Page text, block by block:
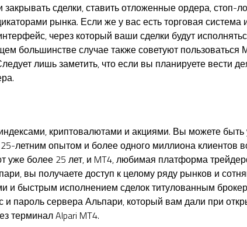
сделки, ставить отложенные ордера, стоп-
рынка. Если же у вас есть торговая система
через который ваши сделки будут
большинстве случае также советуют
лишь заметить, что если вы планируете вести
криптовалютами и акциями. Вы можете быть
летним опытом и более одного миллиона клиентов
уже более 25 лет, и MT4, любимая платформа
вы получаете доступ к целому ряду рынков и
и быстрым исполнением сделок титулованным
пароль сервера Альпари, который вам дали при
терминал Alpari MT4.